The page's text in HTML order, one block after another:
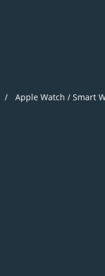
Apple Watch / Smart